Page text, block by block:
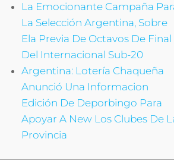
La Emocionante Campaña
La Selección Argentina, Sobre
Ela Previa De Octavos De Final
Del Internacional Sub-20
Argentina: Lotería Chaqueña
Anunció Una Informacion
Edición De Deporbingo Para
Apoyar A New Los Clubes De
Provincia